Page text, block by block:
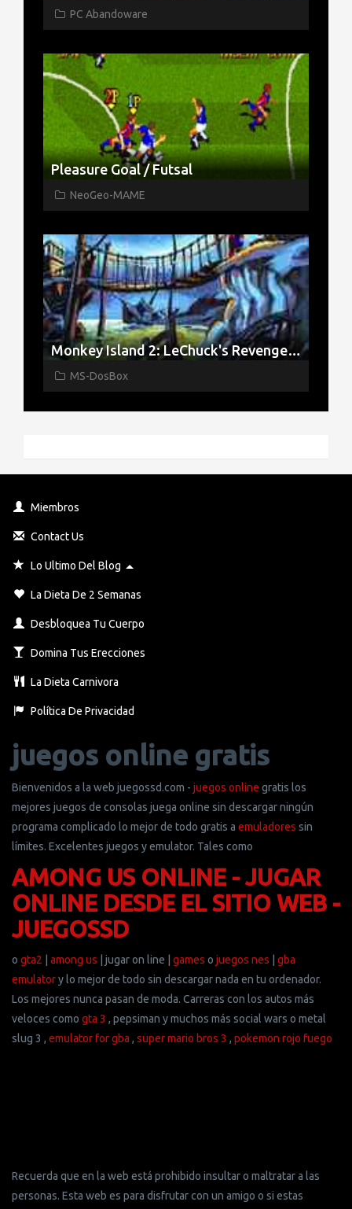
PC Abandoware
Pleasure Goal / Futsal
NeoGeo-MAME
Monkey Island 2: LeChuck's Revenge Español
MS-DosBox
Miembros
Contact Us
Lo Ultimo Del Blog
La Dieta De 2 Semanas
Desbloquea Tu Cuerpo
Domina Tus Erecciones
La Dieta Carnivora
Política De Privacidad
juegos online gratis
Bienvenidos a la web juegossd.com - juegos online gratis los
mejores juegos de consolas juega online sin descargar ningún
programa complicado lo mejor de todo gratis a emuladores sin
límites. Excelentes juegos y emulator. Tales como
AMONG US ONLINE - JUGAR
ONLINE DESDE EL SITIO WEB -
JUEGOSSD
o gta2 among us | jugar on line | games o juegos nes
gba
emulatory lo mejor de todo sin descargar nada en tu ordenador.
Los mejores nunca pasan de moda. Carreras con los autos más
veloces como gta 3 , pepsiman y muchos más social wars o metal
slug 3 , emulator for gba , super mario bros 3 , pokemon rojo fuego
Recuerda que en la web está prohibido insultar o maltratar a las
personas. Esta web es para disfrutar con un amigo o si estas